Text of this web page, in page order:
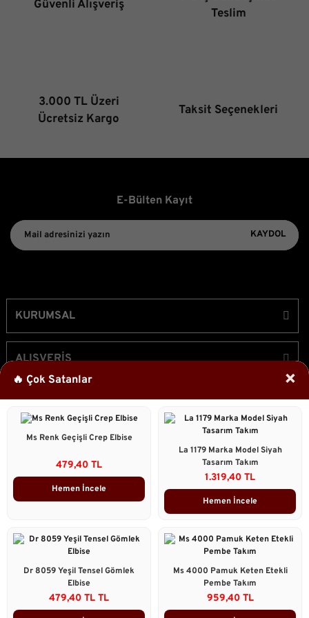
Çok Satanlar
🔥 Çok Satanlar ×
Ms Renk Geçişli Crep Elbise
479,40 TL
Hemen İncele
La 1179 Marka Model Siyah
Tasarım Takım
1.319,40 TL
Hemen İncele
Dr 8059 Yeşil Tensel Gömlek
Elbise
479,40 TL TL
Ms 4000 Pamuk Keten Etekli
Pembe Takım
959,40 TL
Ürün fiyatı diğer sitelerden daha pahalı.
Güvenli Alışveriş
Teslim
3.000 TL Üzeri
Ücretsiz Kargo
Taksit Seçenekleri
E-Bülten Kayıt
KAYDOL
KURUMSAL
ALIŞVERİŞ
ÜYELİK
Bizi Takip Edin!
Kredi kartı bilgileriniz 256bit SSL sertifikası ile korunmaktadır.
ideasoft
e-
ticaret
paketleri
ile
hazırlandı.